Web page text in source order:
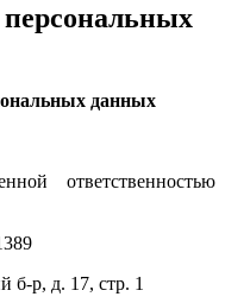
персональных
данных
ответственностью
б-р, д. 17, стр. 1